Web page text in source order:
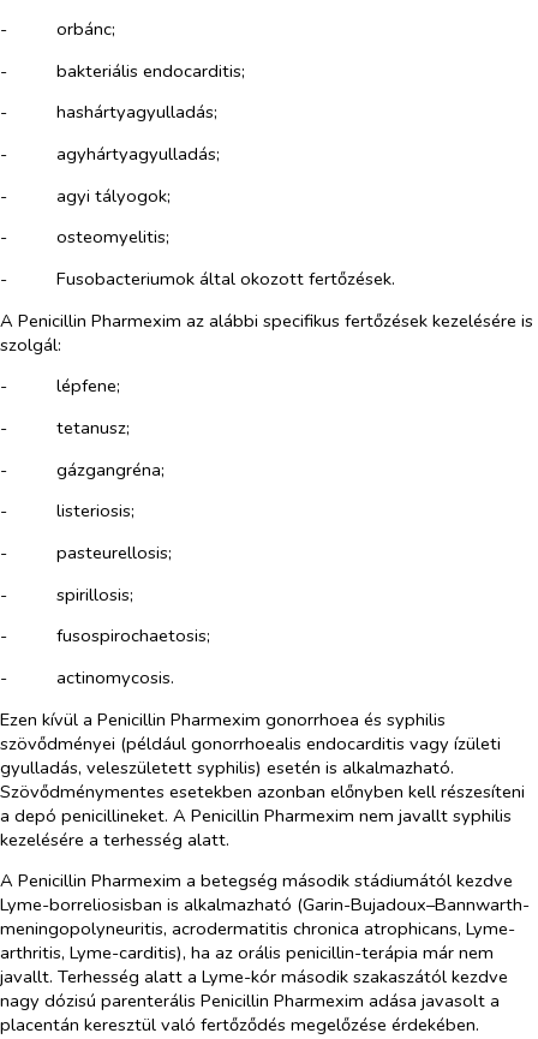
-​
orbánc;
-​
bakteriális endocarditis;
-​
hashártyagyulladás;
-​
agyhártyagyulladás;
-​
agyi tályogok;
-​
osteomyelitis;
-​
Fusobacteriumok által okozott fertőzések.
A Penicillin Pharmexim az alábbi specifikus fertőzések kezelésére is
szolgál:
-​
lépfene;
-​
tetanusz;
-​
gázgangréna;
-​
listeriosis;
-​
pasteurellosis;
-​
spirillosis;
-​
fusospirochaetosis;
-​
actinomycosis.
Ezen kívül a Penicillin Pharmexim gonorrhoea és syphilis
szövődményei (például gonorrhoealis endocarditis vagy ízületi
gyulladás, veleszületett syphilis) esetén is alkalmazható.
Szövődménymentes esetekben azonban előnyben kell részesíteni
a depó penicillineket. A Penicillin Pharmexim nem javallt syphilis
kezelésére a terhesség alatt.
A Penicillin Pharmexim a betegség második stádiumától kezdve
Lyme-borreliosisban is alkalmazható (Garin-Bujadoux–Bannwarth-
meningopolyneuritis, acrodermatitis chronica atrophicans, Lyme-
arthritis, Lyme-carditis), ha az orális penicillin-terápia már nem
javallt. Terhesség alatt a Lyme-kór második szakaszától kezdve
nagy dózisú parenterális Penicillin Pharmexim adása javasolt a
placentán keresztül való fertőződés megelőzése érdekében.